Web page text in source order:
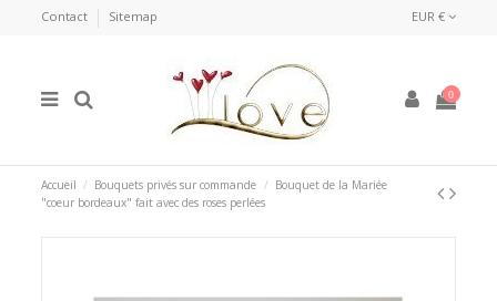
Contact Sitemap EUR €
0
Accueil Bouquets privés sur commande
Bouquet de la Mariée
"coeur bordeaux" fait avec des roses perlées